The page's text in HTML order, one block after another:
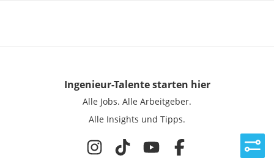
Ingenieur-Talentestarten hier
Alle Jobs. Alle Arbeitgeber.
Alle Insights und Tipps.